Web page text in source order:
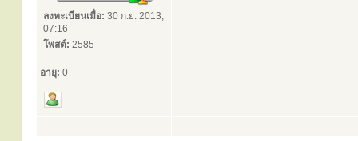
ลงทะเบียนเมื่อ: 30 ก.ย. 2013,
07:16
โพสต์: 2585
อายุ: 0